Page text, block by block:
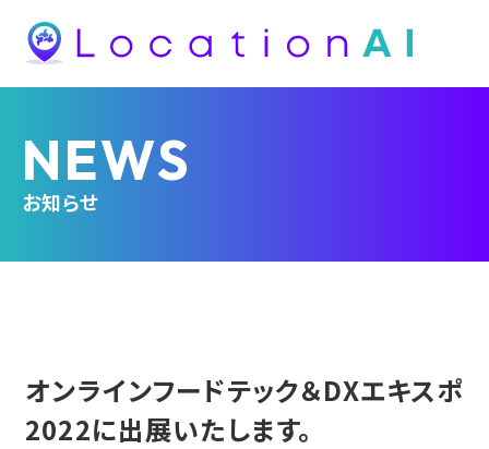
NEWS
お知らせ
オンラインフードテック＆DXエキスポ
2022に出展いたします。